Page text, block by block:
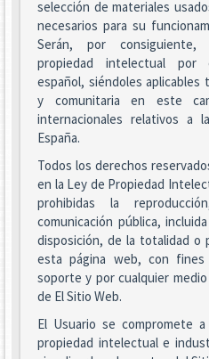
selección de materiales
necesarios para su
Serán, por consiguiente,
propiedad intelectual por
español, siéndoles aplicables
y comunitaria en este
internacionales relativos a
España.
Todos los derechos
en la Ley de Propiedad
prohibidas la
comunicación pública,
disposición, de la totalidad o
esta página web, con fines
soporte y por cualquier
de El Sitio Web.
El Usuario se compromete
propiedad intelectual e